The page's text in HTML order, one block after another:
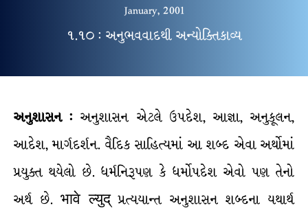
January, 2001
૧.૧૦ : અનુભવવાદથી અન્યોક્તિકાવ્ય
અનુશાસન : અનુશાસન એટલે ઉપદેશ, આજ્ઞા, અનુકૂલન,
આદેશ, માર્ગદર્શન. વૈદિક સાહિત્યમાં આ શબ્દ એવા અર્થોમાં
પ્રયુક્ત થયેલો છે. ધર્મનિરૂપણ કે ધર્મોપદેશ એવો પણ તેનો
અર્થ છે. भावे ल्युद् પ્રત્યયાન્ત અનુશાસન શબ્દના યથાર્થ